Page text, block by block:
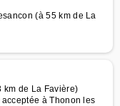
(à 55 km de La
km de La Favière)
à Thonon les